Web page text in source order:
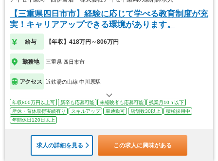
【三重県四日市市】経験に応じて学べる教育制度が充
実！キャリアアップできる環境があります。
給与 【年収】418万円～806万円
勤務地 三重県 四日市市
アクセス 近鉄湯の山線 中川原駅
年収800万円以上可 新卒も応募可能 未経験者も応募可能
残業月10ｈ以下
産休・育休取得実績有り
スキルアップ 車通勤可 店舗数30以上
積極採用中
年間休日120日以上
求人の詳細を見る この求人に興味がある